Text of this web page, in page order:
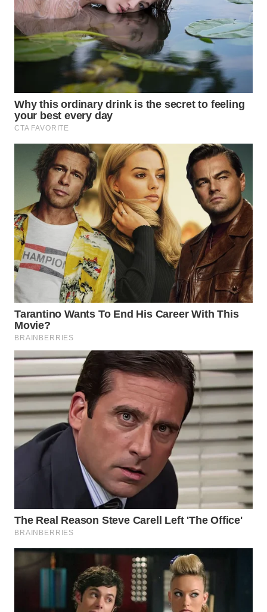
SIMALUNGUN
WN
LABUHANBATU
TAPANULI
TENGAH
SERDANG
WN
TEBING
TINGGI
PAKPAK
KARAWANG
WN
BEKASI
WN
BOGOR
WN
DEPOK
WN
WN
SAMOSIR
WN
PADANG